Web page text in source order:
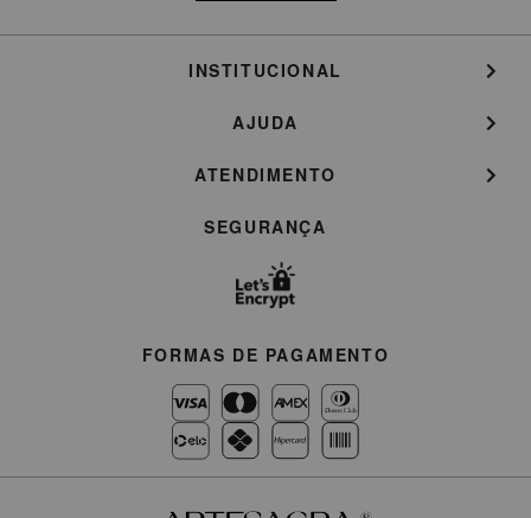
INSTITUCIONAL
AJUDA
ATENDIMENTO
SEGURANÇA
FORMAS DE PAGAMENTO